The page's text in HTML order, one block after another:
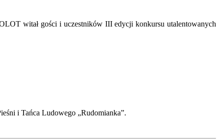
witał gości i uczestników III edycji konkursu utalentowanych
i Tańca Ludowego „Rudomianka”.